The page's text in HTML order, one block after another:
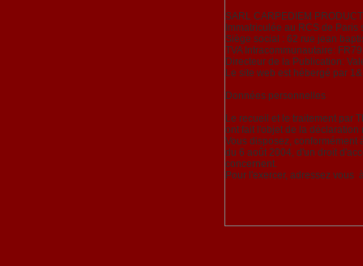
SARL CARPEDIEM
Immatriculée au RCS de
Siège social : 62 rue jean
TVA Intracommunautaire:
Directeur de la Publication:
Le site web est hébergé par
Données personnelles
Le recueil et le traitement par
ont fait l'objet de la
Vous disposez,
du 6 août 2004, d'un droit
concernent.
Pour l'exercer, adressez vous